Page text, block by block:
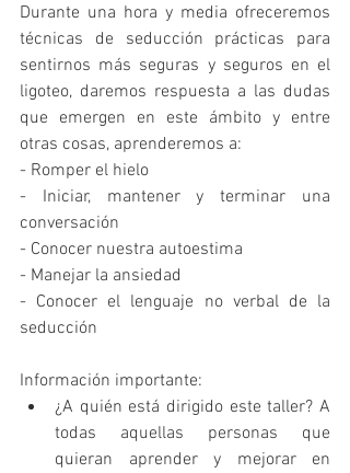
Durante una hora y media ofreceremos
técnicas de seducción prácticas para
sentirnos más seguras y seguros en el
ligoteo, daremos respuesta a las dudas
que emergen en este ámbito y entre
otras cosas, aprenderemos a:
- Romper el hielo
- Iniciar, mantener y terminar una
conversación
- Conocer nuestra autoestima
- Manejar la ansiedad
- Conocer el lenguaje no verbal de la
seducción
Información importante:
¿A quién está dirigido este taller? A
todas aquellas personas que
quieran aprender y mejorar en